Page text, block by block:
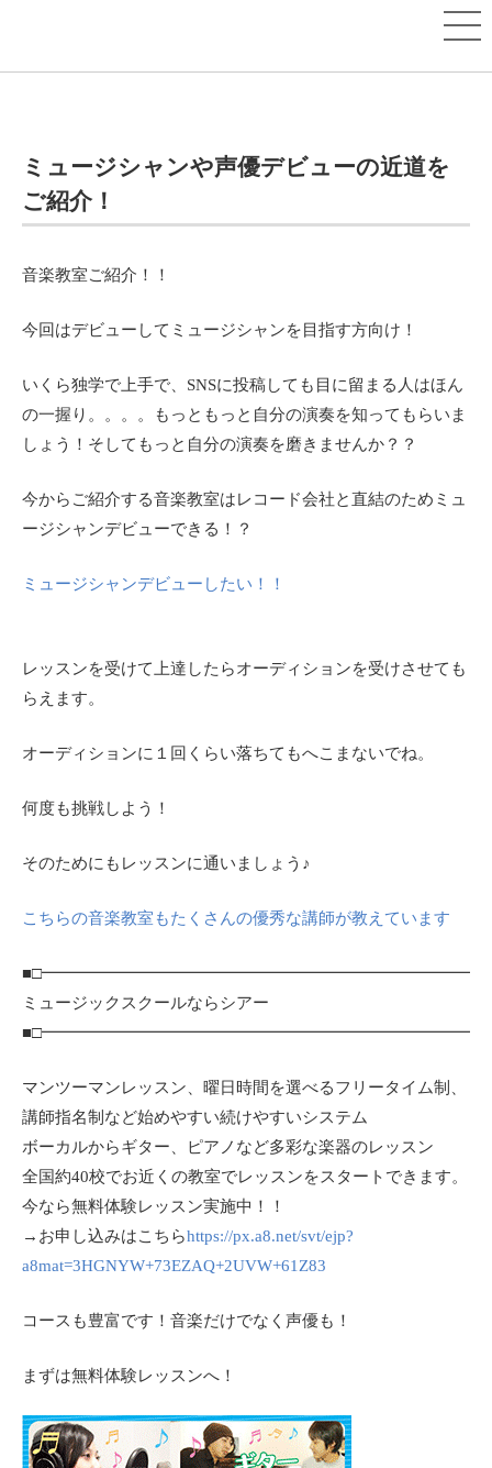
ミュージシャンや声優デビューの近道を
ご紹介！
音楽教室ご紹介！！
今回はデビューしてミュージシャンを目指す方向け！
いくら独学で上手で、SNSに投稿しても目に留まる人はほん
の一握り。。。。もっともっと自分の演奏を知ってもらいま
しょう！そしてもっと自分の演奏を磨きませんか？？
今からご紹介する音楽教室はレコード会社と直結のためミュ
ージシャンデビューできる！？
ミュージシャンデビューしたい！！
レッスンを受けて上達したらオーディションを受けさせても
らえます。
オーディションに１回くらい落ちてもへこまないでね。
何度も挑戦しよう！
そのためにもレッスンに通いましょう♪
こちらの音楽教室もたくさんの優秀な講師が教えています
ミュージックスクールならシアー
マンツーマンレッスン、曜日時間を選べるフリータイム制、
講師指名制など始めやすい続けやすいシステム
ボーカルからギター、ピアノなど多彩な楽器のレッスン
全国約40校でお近くの教室でレッスンをスタートできます。
今なら無料体験レッスン実施中！！
→お申し込みはこちらhttps://px.a8.net/svt/ejp?
a8mat=3HGNYW+73EZAQ+2UVW+61Z83
コースも豊富です！音楽だけでなく声優も！
まずは無料体験レッスンへ！